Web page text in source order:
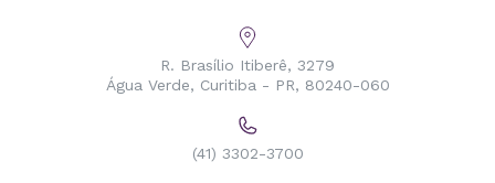
R. Brasílio Itiberê, 3279
Água Verde, Curitiba - PR, 80240-060
(41) 3302-3700